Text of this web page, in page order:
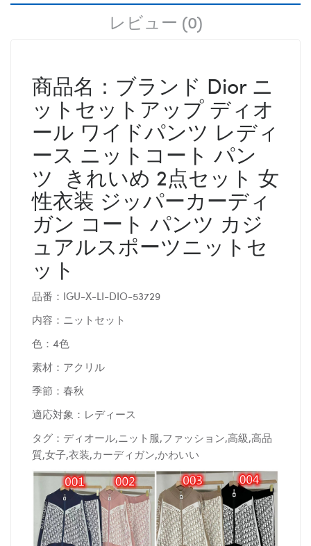
レビュー (0)
商品名：ブランド Dior ニ
ットセットアップ ディオ
ール ワイドパンツ レディ
ース ニットコート パン
ツ きれいめ 2点セット 女
性衣装 ジッパーカーディ
ガン コート パンツ カジ
ュアルスポーツニットセ
ット
品番：IGU-X-LI-DIO-53729
内容：ニットセット
色：4色
素材：アクリル
季節：春秋
適応対象：レディース
タグ：ディオール,ニット服,ファッション,高級,高品
質,女子,衣装,カーディガン,かわいい